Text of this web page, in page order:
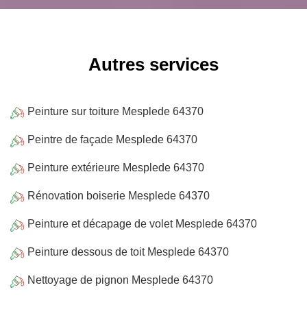
Autres services
Peinture sur toiture Mesplede 64370
Peintre de façade Mesplede 64370
Peinture extérieure Mesplede 64370
Rénovation boiserie Mesplede 64370
Peinture et décapage de volet Mesplede 64370
Peinture dessous de toit Mesplede 64370
Nettoyage de pignon Mesplede 64370